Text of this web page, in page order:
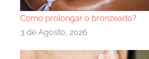
Como prolongar o bronzeado?
3 de Agosto, 2026